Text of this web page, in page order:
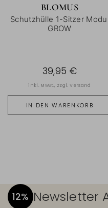
BLOMUS
Schutzhülle 1-Sitzer
GROW
IN DEN WARENKORB
39,95 €
inkl. MwSt., zzgl.Versand
12% Newsletter